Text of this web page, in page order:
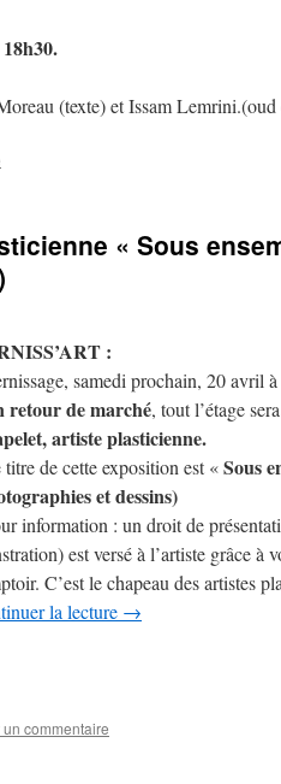
(texte) et Issam Lemrini.(oud
« Sous
:
samedi prochain, 20 avril
retour de marché, tout l’étage
artiste plasticienne.
titre de cette exposition est «Sous
et dessins)
information : un droit de
est versé à l’artiste grâce à
C’est le chapeau des artistes
la lecture →
commentaire